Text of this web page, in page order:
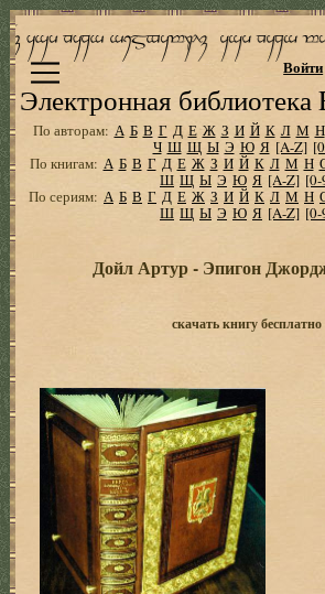
Электронная
Войти
По авторам: А Б В Г Д Е Ж З И Й К Л М Н
Ч Ш Щ Ы Э Ю Я [A-Z]
По книгам: А Б В Г Д Е Ж З И Й К Л М Н
Ш Щ Ы Э Ю Я [A-Z]
По сериям: А Б В Г Д Е Ж З И Й К Л М Н
Ш Щ Ы Э Ю Я [A-Z]
Дойл Артур - Эпигон
скачать книгу бесплатно